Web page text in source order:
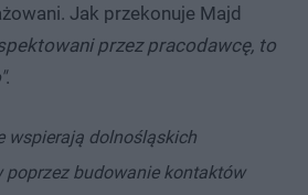
Jak przekonuje Majd
przez pracodawcę, to
.
wspierają dolnośląskich
poprzez budowanie kontaktów